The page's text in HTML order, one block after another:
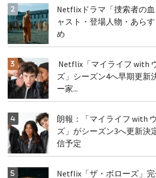
Netflixドラマ「捜索者の
ャスト・登場人物・あら
め
Netflix「マイライフ with
ズ」シーズン4へ早期更新
ー家...
朗報：「マイライフ with
ズ」がシーズン3へ更新決
信予定
Netflix「ザ・ボローズ」